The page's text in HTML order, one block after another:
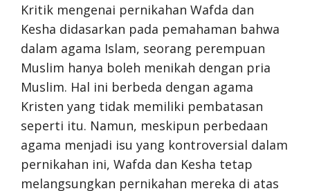
Kritik mengenai pernikahan Wafda dan
Kesha didasarkan pada pemahaman bahwa
dalam agama Islam, seorang perempuan
Muslim hanya boleh menikah dengan pria
Muslim. Hal ini berbeda dengan agama
Kristen yang tidak memiliki pembatasan
seperti itu. Namun, meskipun perbedaan
agama menjadi isu yang kontroversial dalam
pernikahan ini, Wafda dan Kesha tetap
melangsungkan pernikahan mereka di atas